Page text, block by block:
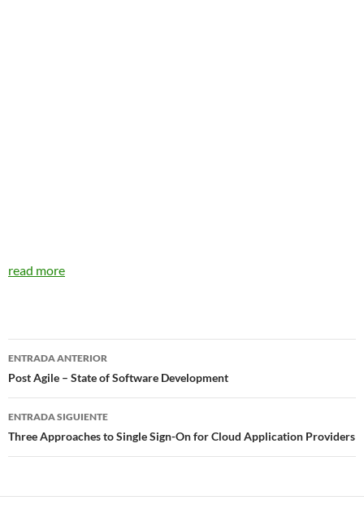
read more
Navegador
de
entradas
ENTRADA ANTERIOR
Post Agile – State of Software Development
ENTRADA SIGUIENTE
Three Approaches to Single Sign-On for Cloud Application Providers